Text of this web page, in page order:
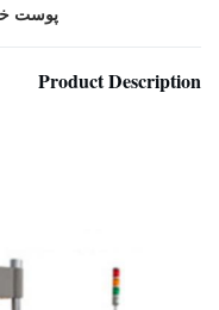
پوست
Product Description